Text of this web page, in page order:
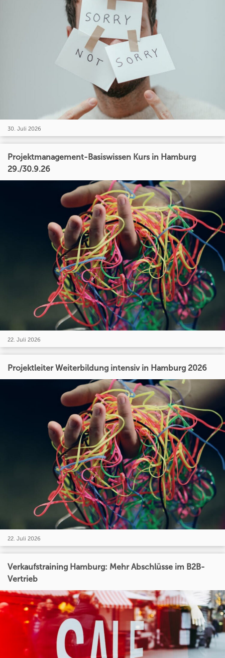
30. Juli 2026
Projektmanagement-Basiswissen Kurs in Hamburg
29./30.9.26
22. Juli 2026
Projektleiter Weiterbildung intensiv in Hamburg 2026
22. Juli 2026
Verkaufstraining Hamburg: Mehr Abschlüsse im B2B-
Vertrieb